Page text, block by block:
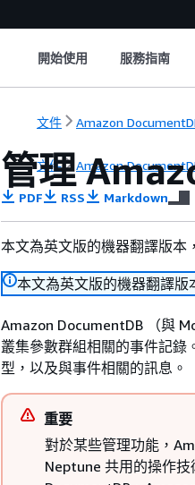
開始使用 服務指南
文件 Amazon
文件 Amazon
管理
PDF RSS Markdown
本文為英文版的機器翻譯版本
本文為英文版的機器翻譯版
Amazon DocumentDB （與
叢集參數群組相關的事件記錄
型，以及與事件相關的訊息。
重要
對於某些管理功能，
Neptune 共用的操作